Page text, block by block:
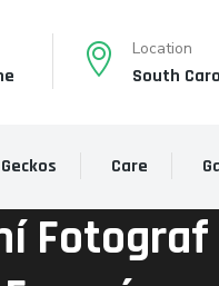
Location
South
Care
Fotograf